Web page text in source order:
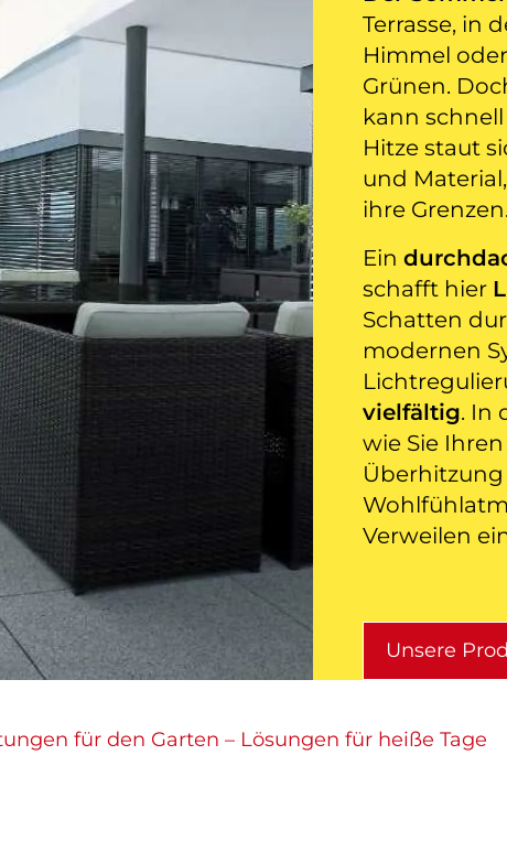
für den Garten – Lösungen für heiße Tage
Terrasse, in
Himmel
Grünen.
kann
Hitze staut
und
ihre Grenzen.
Ein
schafft hier
Schatten
modernen
vielfältig. In
wie Sie
Verweilen
Unsere